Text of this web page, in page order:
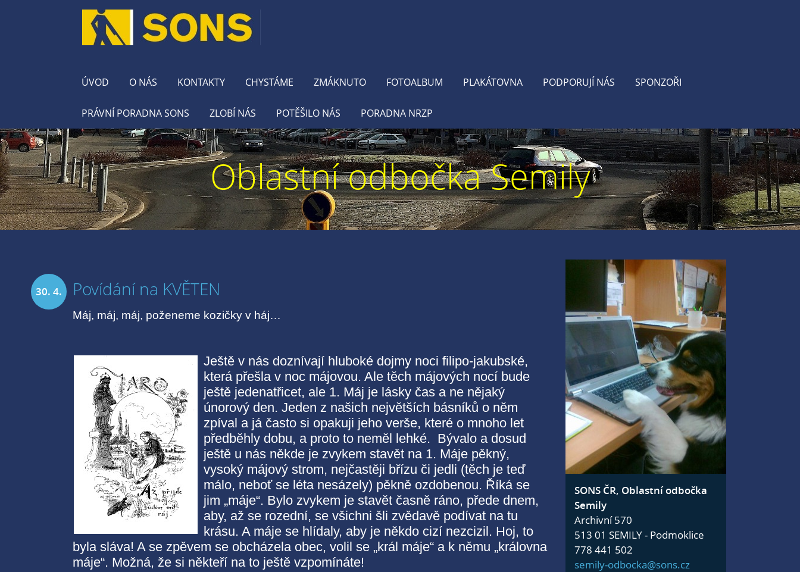
ÚVOD O NÁS KONTAKTY CHYSTÁME ZMÁKNUTO FOTOALBUM PLAKÁTOVNA PODPORUJÍ NÁS SPONZOŘI
PRÁVNÍ PORADNA SONS ZLOBÍ NÁS POTĚŠILO NÁS PORADNA NRZP
Oblastní odbočka Semily
30. 4. Povídání na KVĚTEN
Máj, máj, máj, poženeme kozičky v háj…
Ještě v nás doznívají hluboké dojmy noci filipo-jakubské,
která přešla v noc májovou. Ale těch májových nocí bude
ještě jedenatřicet, ale 1. Máj je lásky čas a ne nějaký
únorový den. Jeden z našich největších básníků o něm
zpíval a já často si opakuji jeho verše, které o mnoho let
předběhly dobu, a proto to neměl lehké. Bývalo a dosud
ještě u nás někde je zvykem stavět na 1. Máje pěkný,
vysoký májový strom, nejčastěji břízu či jedli (těch je teď
málo, neboť se léta nesázely) pěkně ozdobenou. Říká se
jim „máje“. Bylo zvykem je stavět časně ráno, přede dnem,
aby, až se rozední, se všichni šli zvědavě podívat na tu
krásu. A máje se hlídaly, aby je někdo cizí nezcizil. Hoj, to
byla sláva! A se zpěvem se obcházela obec, volil se „král máje“ a k němu „královna
máje“. Možná, že si někteří na to ještě vzpomínáte!
SONS ČR, Oblastní odbočka
Semily
Archivní 570
513 01 SEMILY - Podmoklice
778 441 502
semily-odbocka@sons.cz